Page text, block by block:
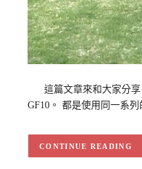
這篇文章來和大家分享
GF10。 都是使用同一系
CONTINUE READING